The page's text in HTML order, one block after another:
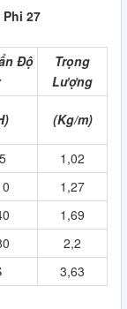
27
Độ
Trọng
Lượng
(Kg/m)
1,02
1,27
1,69
2,2
3,63